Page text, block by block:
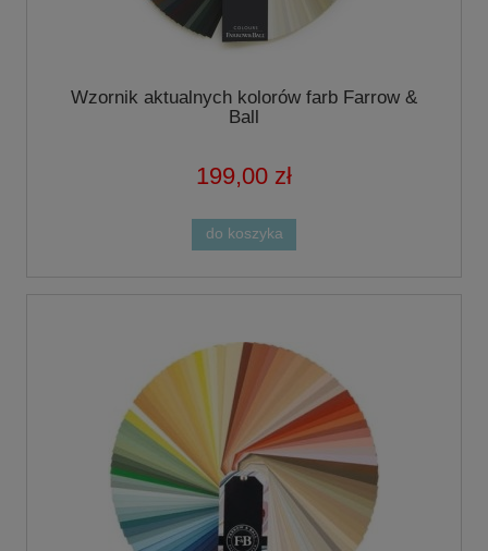
Wzornik aktualnych kolorów farb Farrow &
Ball
199,00 zł
do koszyka